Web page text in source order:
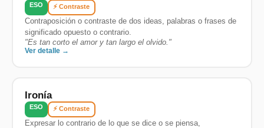
ESO ⚡ Contraste
Contraposición o contraste de dos ideas, palabras o frases de
significado opuesto o contrario.
"Es tan corto el amor y tan largo el olvido. "
Ver detalle →
Ironía
ESO ⚡ Contraste
Expresar lo contrario de lo que se dice o se piensa,